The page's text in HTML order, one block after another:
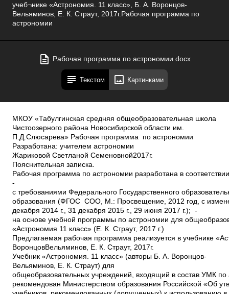
учеб¬нике «Астрономия. 11 класс», Б. А. Воронцов-
Вельяминов, Е. К. Страут, 2017г.Рабочая программа по
астрономии
Рабочая программа по астрономии.docx
Текстом Картинками
МКОУ «Табулгинская средняя общеобразовательная школа Чистоозерного района Новосибирской области им. П.Д.Слюсарева» Рабочая программа по астрономии Разработана: учителем астрономии Жариковой Светланой Семеновной2017г. Пояснительная записка. Рабочая программа по астрономии разработана в соответствии: ­с требованиями Федерального Государственного образовательного стандарта среднего общего образования (ФГОС СОО, М.: Просвещение, 2012 год, с изменениями и дополнениями от:29 декабря 2014 г., 31 декабря 2015 г., 29 июня 2017 г.); ­на основе учебной программы по астрономии для общеобразовательных учреждений «Астрономия 11 класс» (Е. К. Страут, 2017 г.) Предлагаемая рабочая программа реализуется в учебнике «Астрономия. 11 класс», Б. А. Воронцов­Вельяминов, Е. К. Страут, 2017г. Учебник «Астрономия. 11 класс» (авторы Б. А. Воронцов­Вельяминов, Е. К. Страут) для общеобразовательных учреждений, входящий в состав УМК по астрономии для 11 класса, рекомендован Министерством образования Российской «Об утверждении федеральных перечней учебников, рекомендованных (допущенных) к использованию в образовательном процессе в образовательных учреждениях, реализующих образовательные программы среднего общего образования и имеющих государственную аккредитацию. Общая характеристика учебного предмета. Астрономия в российской школе всегда рассматривалась как курс, который, завершая физико­ математическое образование выпускников средней школы, знакомит их с современными представлениями о строении и эволюции Вселенной и способствует формированию научного мировоззрения. В настоящее время важнейшими задачами астрономии являются формирование представлений о единстве физических законов, действующих на Земле и в безграничной Вселенной, о непрерывно происходящей эволюции нашей планеты, всех космических тел и их систем, а также самой Вселенной. Цели и задачи изучения астрономии. При изучении основ современной астрономической науки перед учащимися ставятся следующие цели: понять сущность повседневно наблюдаемых и редких астрономических явлений; познакомиться с научными методами и историей изучения Вселенной; получить представление о действии во Вселенной физических законов, открытых в земных условиях, и единстве мегамира и микромира; осознать свое место в Солнечной системе и Галактике; ощутить связь своего существования со всей историей эволюции Метагалактики; выработать сознательное отношение к активно внедряемой в нашу жизнь астрологии и другим оккультным (эзотерическим) наукам. Главная задача курса — дать учащимся целостное представление о строении и эволюции Вселенной, раскрыть перед ними астрономическую картину мира XX в. Отсюда следует, что      основной упор при изучении астрономии должен быть сделан на вопросы астрофизики, внегалактической астрономии, космогонии и космологии. Место учебного предмета в учебном плане. Изучение курса рассчитано на 35 часа. Важную роль в освоении курса играют проводимые во внеурочное время собственные наблюдения учащихся. Специфика планирования этих наблюдений определяется двумя обстоятельствами. Во­первых, они (за исключением наблюдений Солнца) должны проводиться в вечернее или ночное время. Во­вторых, объекты, природа которых изучается на том или ином уроке, могут быть в это время недоступны для наблюдений. При планировании наблюдений этих объектов, в особенности, планет, необходимо учитывать условия их видимости. Должны знать: смысл понятий: активность, астероид, астрология, астрономия, астрофизика, атмосфера, болид, возмущения, восход светила, вращение небесных тел, Вселенная, вспышка, Галактика, горизонт, гранулы, затмение, виды звезд, зодиак, календарь, космогония, космология, космонавтика, космос, кольца планет, кометы, кратер, кульминация, основные точки, линии и плоскости небесной сферы, магнитная буря, Метагалактика, метеор, метеорит, метеорные тело, дождь, поток, Млечный Путь, моря и материки на Луне, небесная механика, видимое и реальное движение небесных тел и их систем, обсерватория, орбита, планета, полярное сияние, протуберанец, скопление, созвездия и их классификация, солнечная корона, солнцестояние, состав Солнечной системы, телескоп, терминатор, туманность, фазы Луны, фотосферные факелы, хромосфера, черная дыра, Эволюция, эклиптика, ядро; определения физических величин: астрономическая единица, афелий, блеск звезды, возраст небесного тела, параллакс, парсек, период, перигелий, физические характеристики планет и звезд, их химический состав, звездная величина, радиант, радиус светила, космические расстояния, светимость, световой год, сжатие планет, синодический и сидерический период, солнечная активность, солнечная постоянная, спектр светящихся тел Солнечной системы; смысл работ и формулировку законов: Аристотеля, Птолемея, Галилея, Коперника, Бруно, Ломоносова, Гершеля, Браге, Кеплера, Ньютона, Леверье, Адамса, Галлея, Белопольского, Бредихина, Струве, Герцшпрунга­Рассела, , Хаббла, Доплера, Фридмана, Эйнштейна. Должны уметь: использовать карту звездного неба для нахождения координат светила; выражать результаты измерений и расчетов в единицах Международной системы; приводить примеры практического использования астрономических знаний о небесных телах и их системах; решать задачи на применение изученных астрономических законов; осуществлять самостоятельный поиск информации стественнонаучного содержания с использованием различных источников, ее обработку и представление в разных формах;       владеть компетенциями: коммуникативной, рефлексивной, личностного саморазвития, ценностно­ориентационной, смылопоисковой, и профессионально­трудового выбора. Технология обучения. В курс астрономии входят следующие разделы: 1. Введение. 2. Практические основы астрономии. 3. Строение Солнечной системы. 4. Природа тел Солнечной системы. 5. Солнце и звезды. 6. Строение и эволюция Вселенной. В каждый раздел курса включен основной материал, глубокого и прочного усвоения которого следует добиваться, не загружая память учащихся множеством частных фактов. Некоторые вопросы разделов учащиеся должны рассматривать самостоятельно. Некоторые материалы даются в виде лекций. На повышение эффективности усвоения курса астрономии направлено использование принципа генерализации учебного материала — такого его отбора и такой методики преподавания, при которых главное внимание уделено изучению основных фактов, понятий, законов, теорий. Формы организации учебной деятельности.  классно­урочная (изучение нового, практикум, контроль, дополнительная работа, уроки­ зачеты, уроки — защиты творческих заданий);  индивидуальная и индивидуализированная. Позволяют регулировать темп продвижения в обучении каждого школьника сообразно его способностям;  групповая работа. Возможна работа групп учащихся по индивидуальным заданиям. Предварительно учитель формирует блоки объектов или общий блок, на основании де­ монстрации которого происходит обсуждение в группах общей проблемы, либо при наличии компьютерного класса, обсуждение мини­задач, которые являются составной частью общей учебной задачи;  внеклассная работа, исследовательская работа;  самостоятельная работа учащихся по изучению нового материала, отработке учебных навыков и навыков практического применения приобретенных знаний, выполнение индивидуальных заданий творческого характера. Примерный перечень наблюдений 1. Наблюдения невооруженным глазом. 1. Основные созвездия и наиболее яркие звезды осеннего, зимнего и весеннего неба. Изменение их положения с течением времени. 2. Движение Луны и смена ее фаз.1. Наблюдения в телескоп. 1. Рельеф Луны. 2. Фазы Венеры. 3. Марс. 4. Юпитер и его спутники. 5. Сатурн, его кольца и спутники. 6. Солнечные пятна (на экране). 7. Двойные звезды. 8. Звездные скопления (Плеяды, Гиады). 9. Большая туманность Ориона. Туманность Андромеды. 10. Формы аттестации школьников. 1. Аттестация школьников, проводимая в системе, позволяет, наряду с формирующим контролем предметных знаний, проводить мониторинг универсальных и предметных учебных действий. 2. Рабочая программа предусматривает следующие формы аттестации школьников. 3. Входной контроль:  контрольная работа (до 45 минут). 1. Текущая (формирующая) аттестация:  самостоятельные работы (до 10 минут); лабораторно­практические работы (от 20 до 45 минут);   фронтальные опыты (до 10 минут);  диагностическое тестирование (остаточные знания по теме, усвоение текущего учебного материала, сопутствующее повторение) – 5 — 15 минут.  контрольные работы (45 минут); 1. Промежуточная (констатирующая) аттестация:  итоговая контрольная работа (45 минут). Планируемые результаты освоения курса Личностными результатами обучения астрономии в средней школе являются: • в сфере отношений обучающихся к себе, к своему здоровью, к познанию себя — ориентация на достижение личного счастья, реализацию позитивных жизненных перспектив,инициативность, креативность, готовность и способность к личностному самоопределению, способность ставить цели и строить жизненные планы; готовность и способность обеспечить себе и своим близким достойную жизнь в процессе самостоятельной, творческой и ответственной деятельности, к отстаиванию личного достоинства, собственного мнения, вырабатывать собственную позицию по отношению к общественно­политическим событиям прошлого и настоящего на основе осознания и осмысления истории, духовных ценностей и достижений нашей страны, к саморазвитию и самовоспитанию в соответствии с общечеловеческими ценностями и идеалами гражданского общества; принятие и реализацию ценностей здорового и безопасного образа жизни, бережное, ответственное и компетентное отношение к собственному физическому и психологическому здоровью; • в сфере отношений обучающихся к России как к Родине (О